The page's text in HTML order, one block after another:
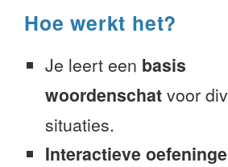
Hoe werkt het?
Je leert een basis
woordenschat voor
situaties.
Interactieve